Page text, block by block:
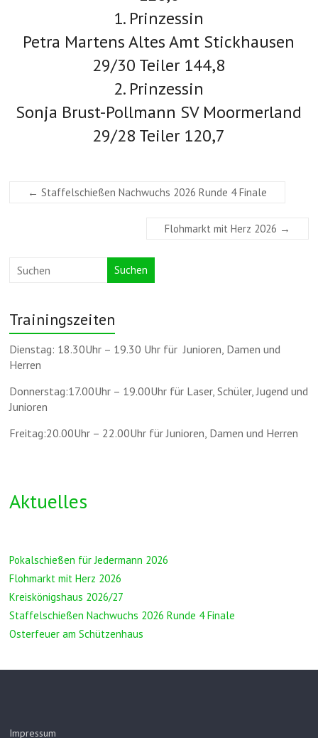
1. Prinzessin
Petra Martens Altes Amt Stickhausen
29/30 Teiler 144,8
2. Prinzessin
Sonja Brust-Pollmann SV Moormerland
29/28 Teiler 120,7
← Staffelschießen Nachwuchs 2026 Runde 4 Finale
Flohmarkt mit Herz 2026 →
Suchen
Trainingszeiten
Dienstag: 18.30Uhr – 19.30 Uhr für Junioren, Damen und
Herren
Donnerstag:17.00Uhr – 19.00Uhr für Laser, Schüler, Jugend und
Junioren
Freitag:20.00Uhr – 22.00Uhr für Junioren, Damen und Herren
Aktuelles
Pokalschießen für Jedermann 2026
Flohmarkt mit Herz 2026
Kreiskönigshaus 2026/27
Staffelschießen Nachwuchs 2026 Runde 4 Finale
Osterfeuer am Schützenhaus
Impressum